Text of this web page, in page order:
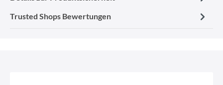
Trusted Shops Bewertungen